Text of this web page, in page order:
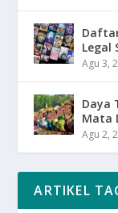
Legal
Agu 3,
Daya
Mata
Agu 2,
ARTIKEL